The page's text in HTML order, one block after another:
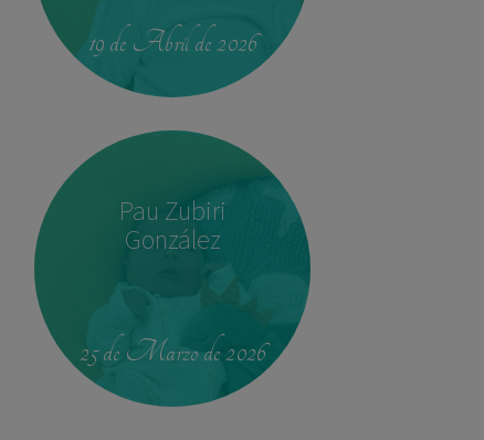
19 de Abril de 2026
Pau Zubiri
González
25 de Marzo de 2026